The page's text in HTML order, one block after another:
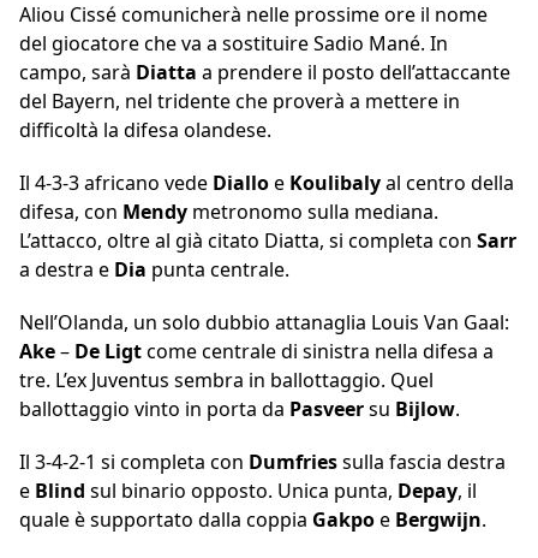
Aliou Cissé comunicherà nelle prossime ore il nome
del giocatore che va a sostituire Sadio Mané. In
campo, sarà Diatta a prendere il posto dell’attaccante
del Bayern, nel tridente che proverà a mettere in
difficoltà la difesa olandese.
Il 4-3-3 africano vede Dialloe Koulibalyal centro della
difesa, con Mendy metronomo sulla mediana.
L’attacco, oltre al già citato Diatta, si completa con Sarr
a destra e Dia punta centrale.
Nell’Olanda, un solo dubbio attanaglia Louis Van Gaal:
Ake– De Ligtcome centrale di sinistra nella difesa a
tre. L’ex Juventus sembra in ballottaggio. Quel
ballottaggio vinto in porta da Pasveersu Bijlow.
Il 3-4-2-1 si completa con Dumfriessulla fascia destra
e Blind sul binario opposto. Unica punta, Depay, il
quale è supportato dalla coppia Gakpoe Bergwijn.